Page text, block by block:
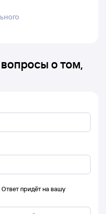
о том,
придёт на вашу